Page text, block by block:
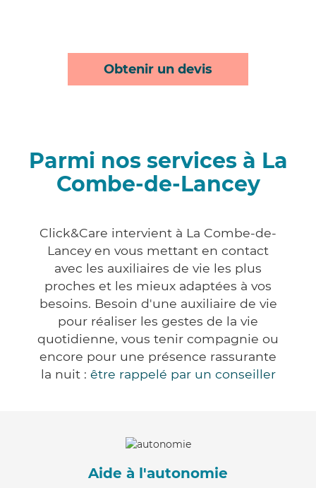
Obtenir un devis
Parmi nos services à La
Combe-de-Lancey
Click&Care intervient à La Combe-de-
Lancey en vous mettant en contact
avec les auxiliaires de vie les plus
proches et les mieux adaptées à vos
besoins. Besoin d'une auxiliaire de vie
pour réaliser les gestes de la vie
quotidienne, vous tenir compagnie ou
encore pour une présence rassurante
la nuit : être rappelé par un conseiller
Aide à l'autonomie